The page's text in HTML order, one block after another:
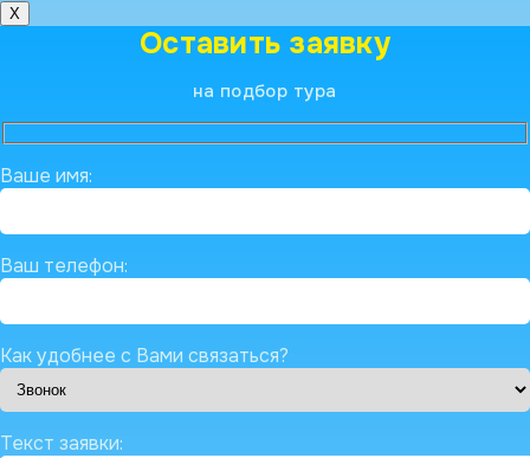
X
Оставить заявку
на подбор тура
Ваше имя:
Ваш телефон:
Как удобнее с Вами связаться?
Текст заявки: